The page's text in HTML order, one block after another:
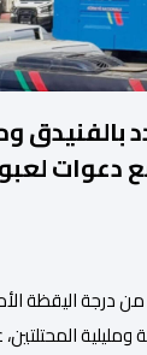
بالفنيدق
دعوات
درجة اليقظة
ومليلية